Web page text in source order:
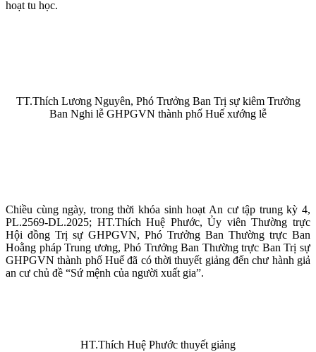
hoạt tu học.
TT.Thích Lương Nguyên, Phó Trưởng Ban Trị sự kiêm Trưởng
Ban Nghi lễ GHPGVN thành phố Huế xướng lễ
Chiều cùng ngày, trong thời khóa sinh hoạt An cư tập trung kỳ 4,
PL.2569-DL.2025; HT.Thích Huệ Phước, Ủy viên Thường trực
Hội đồng Trị sự GHPGVN, Phó Trưởng Ban Thường trực Ban
Hoằng pháp Trung ương, Phó Trưởng Ban Thường trực Ban Trị sự
GHPGVN thành phố Huế đã có thời thuyết giảng đến chư hành giả
an cư chủ đề “Sứ mệnh của người xuất gia”.
HT.Thích Huệ Phước thuyết giảng